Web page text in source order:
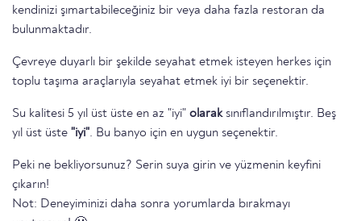
kendinizi şımartabileceğiniz bir veya daha fazla restoran da
bulunmaktadır.
Çevreye duyarlı bir şekilde seyahat etmek isteyen herkes için
toplu taşıma araçlarıyla seyahat etmek iyi bir seçenektir.
Su kalitesi 5 yıl üst üste en az "iyi" olaraksınıflandırılmıştır. Beş
yıl üst üste "iyi". Bu banyo için en uygun seçenektir.
Peki ne bekliyorsunuz? Serin suya girin ve yüzmenin keyfini
çıkarın!
Not: Deneyiminizi daha sonra yorumlarda bırakmayı